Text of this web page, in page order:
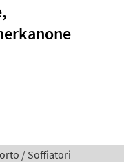
/ Soffiatori